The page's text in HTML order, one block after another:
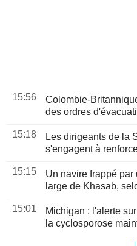
15:56
Colombie-
des ordres
15:18
Les dirigeants de la
s'engagent à
15:15
Un navire frappé
large de Khasab,
15:01
Michigan : l'alerte
la cyclosporose